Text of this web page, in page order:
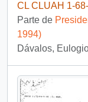
CL CLUAH 1-
Parte de
1994)
Dávalos,